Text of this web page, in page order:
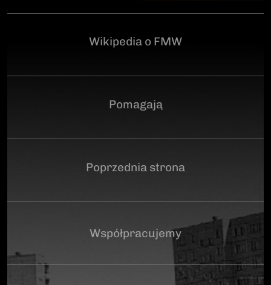
Wikipedia o FMW
Pomagają
Poprzednia strona
Współpracujemy